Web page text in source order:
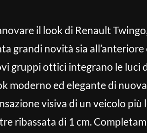
il look di Renault
grandi novità sia
gruppi ottici integrano le luci
moderno ed elegante di
visiva di un veicolo più
ribassata di 1 cm.